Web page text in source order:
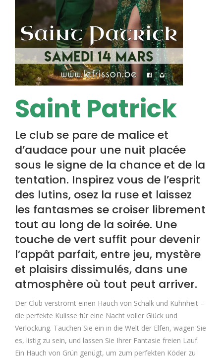
Saint Patrick
Le club se pare de malice et
d’audace pour une nuit placée
sous le signe de la chance et de la
tentation. Inspirez vous de l’esprit
des lutins, osez la ruse et laissez
les fantasmes se croiser librement
tout au long de la soirée. Une
touche de vert suffit pour devenir
l’appât parfait, entre jeu, mystère
et plaisirs dissimulés, dans une
atmosphère où tout peut arriver.
Der Club verströmt einen Hauch von Schalk und Kühnheit –
die perfekte Kulisse für eine Nacht voller Glück und
Verlockung. Tauchen Sie ein in die Welt der Elfen, wagen Sie
es, listig zu sein, und lassen Sie Ihrer Fantasie freien Lauf.
Ein Hauch von Grün genügt, um zum perfekten Köder zu